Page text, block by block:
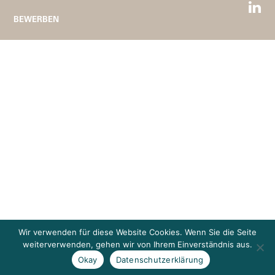
BEWERBEN
Wir verwenden für diese Website Cookies. Wenn Sie die Seite
weiterverwenden, gehen wir von Ihrem Einverständnis aus.
Okay
Datenschutzerklärung